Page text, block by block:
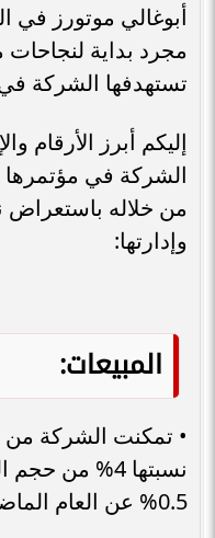
أبوغالي موتورز في
مجرد بداية
تستهدفها الشركة
إليكم أبرز الأرقام
الشركة في مؤتمرها
من خلاله باستعراض
وإدارتها:
المبيعات:
• تمكنت الشركة
نسبتها 4%
0.5% عن العام الماضي